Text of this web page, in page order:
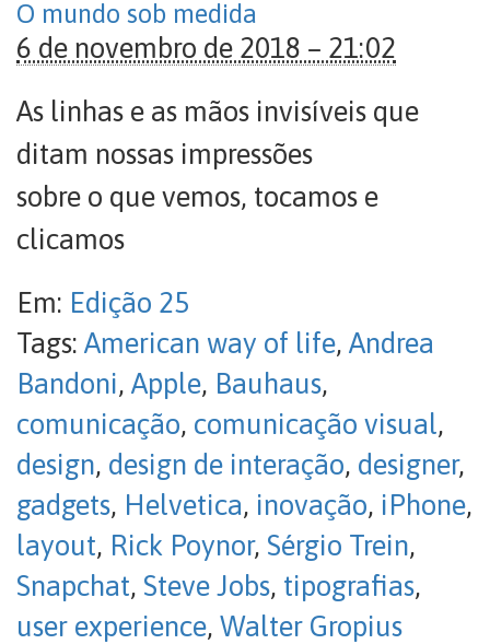
O mundo sob medida
6 de novembro de 2018 – 21:02
As linhas e as mãos invisíveis que
ditam nossas impressões
sobre o que vemos, tocamos e
clicamos
Em: Edição 25
Tags: American way of life, Andrea
Bandoni, Apple, Bauhaus,
comunicação, comunicação visual,
design, design de interação, designer,
gadgets, Helvetica, inovação, iPhone,
layout, Rick Poynor, Sérgio Trein,
Snapchat, Steve Jobs, tipografias,
user experience, Walter Gropius